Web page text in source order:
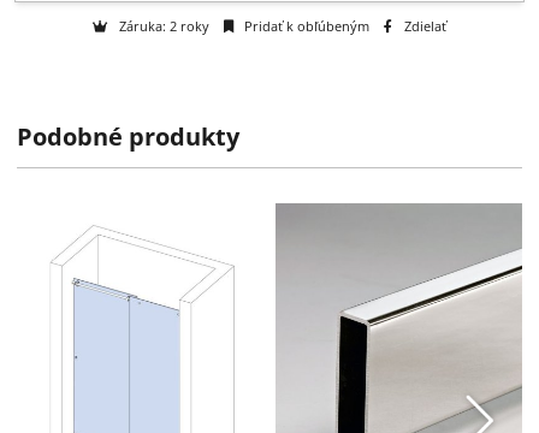
Ak si objednáte teraz, predpokladaný čas dodania je: 10.08.2026
Podobné produkty